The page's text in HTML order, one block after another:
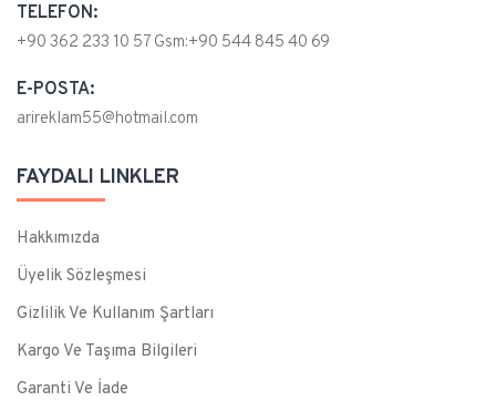
TELEFON:
+90 362 233 10 57 Gsm:+90 544 845 40 69
E-POSTA:
arireklam55@hotmail.com
FAYDALI LINKLER
Hakkımızda
Üyelik Sözleşmesi
Gizlilik Ve Kullanım Şartları
Kargo Ve Taşıma Bilgileri
Garanti Ve İade